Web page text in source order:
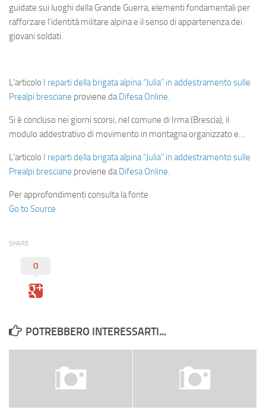
guidate sui luoghi della Grande Guerra, elementi fondamentali per
rafforzare l’identità militare alpina e il senso di appartenenza dei
giovani soldati.
L’articolo I reparti della brigata alpina “Julia” in addestramento sulle
Prealpi bresciane proviene daDifesa Online.
Si è concluso nei giorni scorsi, nel comune di Irma (Brescia), il
modulo addestrativo di movimento in montagna organizzato e…
L’articolo I reparti della brigata alpina “Julia” in addestramento sulle
Prealpi bresciane proviene daDifesa Online.
Per approfondimenti consulta la fonte
Go to Source
SHARE
0
POTREBBERO INTERESSARTI...